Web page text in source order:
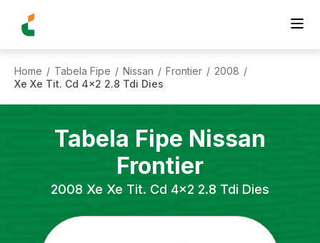
Home / Tabela Fipe / Nissan / Frontier / 2008 /
Xe Xe Tit. Cd 4x2 2.8 Tdi Dies
Tabela Fipe Nissan
Frontier
2008 Xe Xe Tit. Cd 4x2 2.8 Tdi Dies